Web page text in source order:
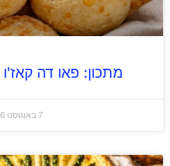
מתכון: פאו דה קאז'ו Pão de queijo
7 באוגוסט 2026